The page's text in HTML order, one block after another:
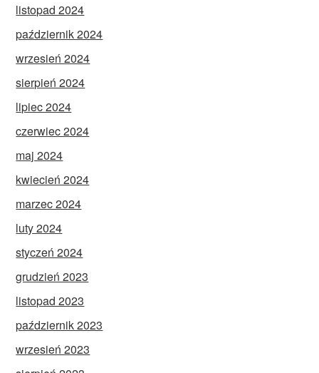
listopad 2024
październik 2024
wrzesień 2024
sierpień 2024
lipiec 2024
czerwiec 2024
maj 2024
kwiecień 2024
marzec 2024
luty 2024
styczeń 2024
grudzień 2023
listopad 2023
październik 2023
wrzesień 2023